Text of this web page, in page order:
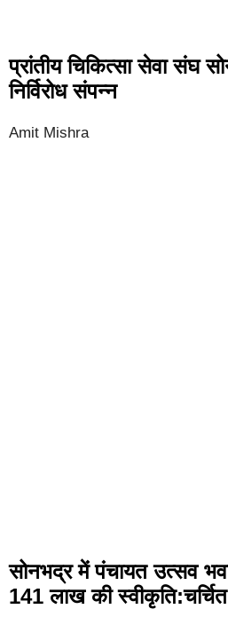
प्रांतीय चिकित्सा सेवा संघ
निर्विरोध संपन्न
Amit Mishra
सोनभद्र में पंचायत उत्सव
141 लाख की